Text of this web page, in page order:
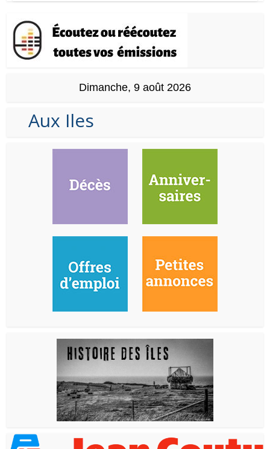
Dimanche, 9 août 2026
Aux Iles